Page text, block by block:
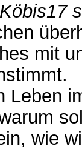
Köbis17
mit
Leben
wie